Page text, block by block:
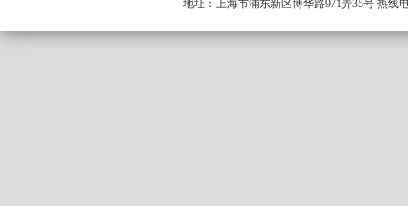
地址：上海市浦东新区博华路971弄35号 热线